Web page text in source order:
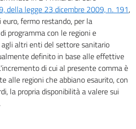
della legge 23 dicembre 2009, n. 191,
fermo restando, per la
programma con le regioni e
agli altri enti del settore sanitario
definito in base alle effettive
di cui al presente comma è
alle regioni che abbiano esaurito, con
la propria disponibilità a valere sui